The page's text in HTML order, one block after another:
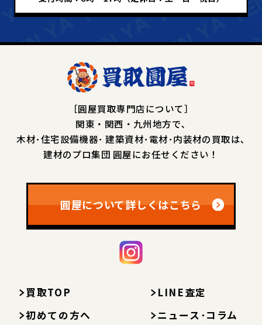
［圓屋買取専門店について］
関東・関西・九州地方で､
木材･住宅設備機器･ 建築資材･電材･内装材の買取は､
建材のプロ集団 圓屋にお任せください！
圓屋について詳しくはこちら
買取TOP
初めての方へ
LINE査定
ニュース･コラム